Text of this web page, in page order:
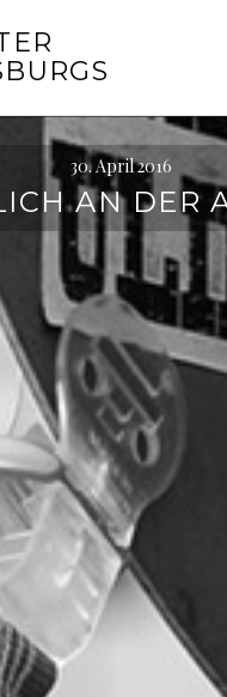
30. April 2016
AN DER